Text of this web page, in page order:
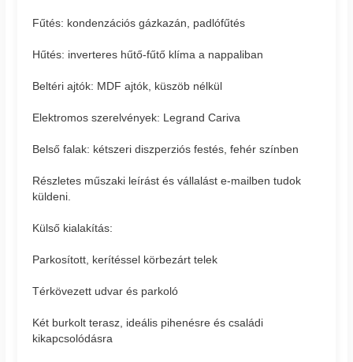
Fűtés: kondenzációs gázkazán, padlófűtés
Hűtés: inverteres hűtő-fűtő klíma a nappaliban
Beltéri ajtók: MDF ajtók, küszöb nélkül
Elektromos szerelvények: Legrand Cariva
Belső falak: kétszeri diszperziós festés, fehér színben
Részletes műszaki leírást és vállalást e-mailben tudok
küldeni.
Külső kialakítás:
Parkosított, kerítéssel körbezárt telek
Térkövezett udvar és parkoló
Két burkolt terasz, ideális pihenésre és családi
kikapcsolódásra